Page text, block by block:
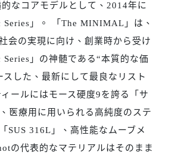
なコアモデルとして、2014年に
Series」。 「The MINIMAL」は、
会の実現に向け、創業時から受け
」の神髄である“本質的な価
スした、最新にして最良なリスト
ールにはモース硬度9を誇る「サ
医療用に用いられる高純度のステ
SUS 316L」、高性能なムーブメ
の代表的なマテリアルはそのまま